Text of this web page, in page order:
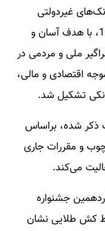
غیردولتی
مصوب بیست و یکم فروردین سال 1379، با هدف آسان و
ملی و مردمی در
اقتصادی و مالی،
تشکیل شد.
ذکر شده، براساس
و مقررات جاری
می‌کند.
جشنواره
1398، جایزه خط کش طلایی نشان